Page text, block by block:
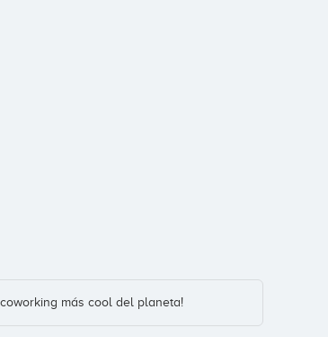
más cool del planeta!